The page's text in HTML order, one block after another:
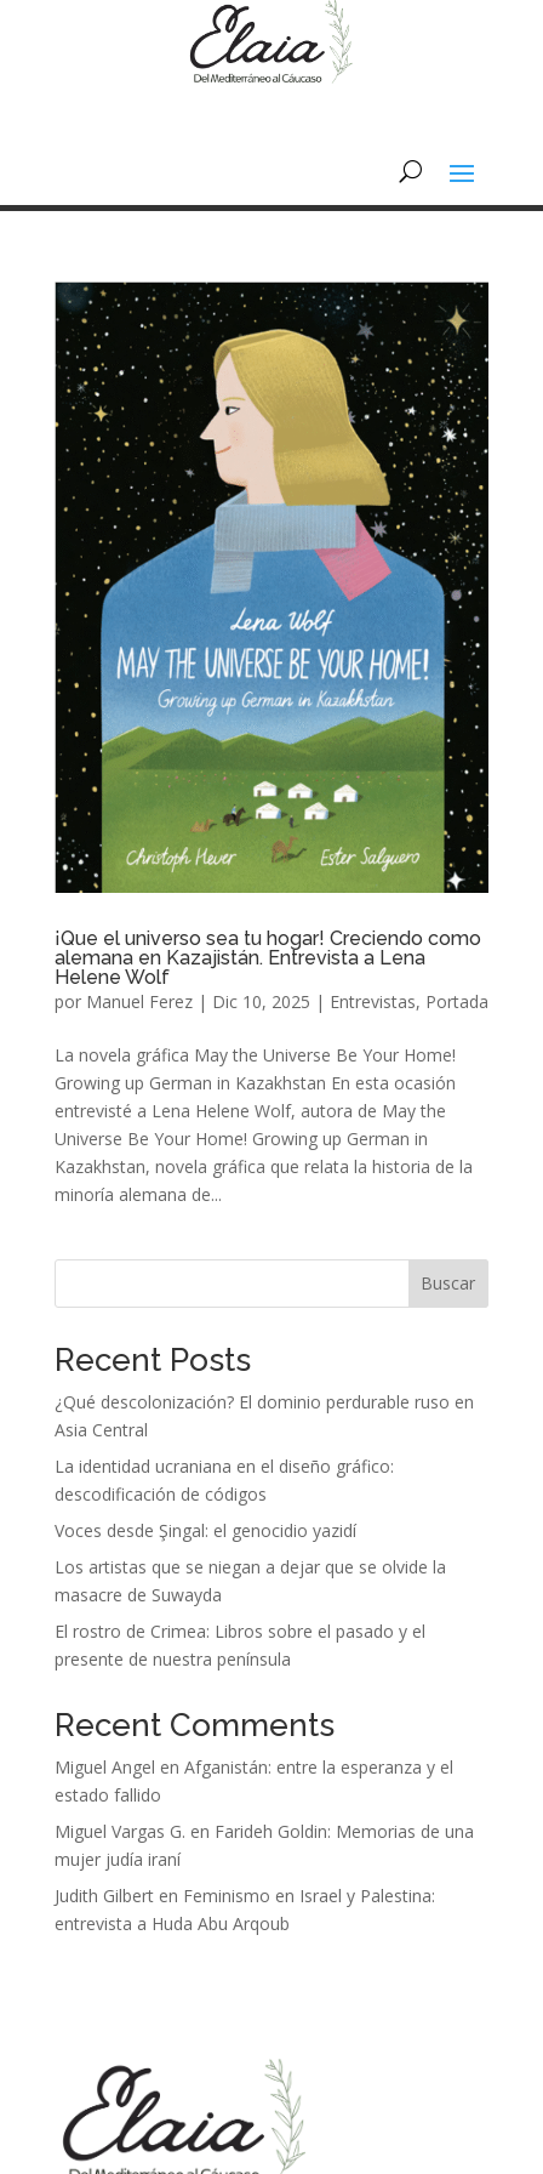
¡Que el universo sea tu hogar! Creciendo como
alemana en Kazajistán. Entrevista a Lena
Helene Wolf
por Manuel Ferez| Dic 10, 2025 | Entrevistas, Portada
La novela gráfica May the Universe Be Your Home!
Growing up German in Kazakhstan En esta ocasión
entrevisté a Lena Helene Wolf, autora de May the
Universe Be Your Home! Growing up German in
Kazakhstan, novela gráfica que relata la historia de la
minoría alemana de...
Buscar
Recent Posts
¿Qué descolonización? El dominio perdurable ruso en
Asia Central
La identidad ucraniana en el diseño gráfico:
descodificación de códigos
Voces desde Şingal: el genocidio yazidí
Los artistas que se niegan a dejar que se olvide la
masacre de Suwayda
El rostro de Crimea: Libros sobre el pasado y el
presente de nuestra península
Recent Comments
Miguel Angel en Afganistán: entre la esperanza y el
estado fallido
Miguel Vargas G. en Farideh Goldin: Memorias de una
mujer judía iraní
Judith Gilberten Feminismo en Israel y Palestina:
entrevista a Huda Abu Arqoub